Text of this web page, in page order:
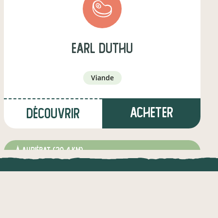
earl duthu
viande
Découvrir Acheter
à Auriébat(30,4 km)